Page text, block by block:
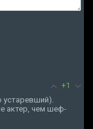
+1
устаревший).
актер, чем шеф-